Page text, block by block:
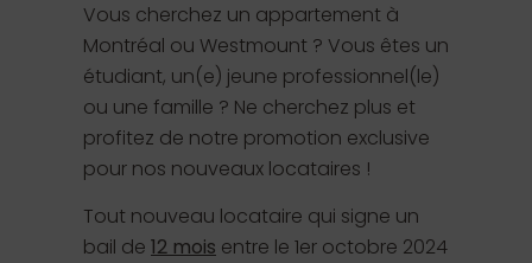
Vous cherchez un appartement à
Montréal ou Westmount ? Vous êtes un
étudiant, un(e) jeune professionnel(le)
ou une famille ? Ne cherchez plus et
profitez de notre promotion exclusive
pour nos nouveaux locataires !
Tout nouveau locataire qui signe un
bail de 12 mois entre le 1er octobre 2024